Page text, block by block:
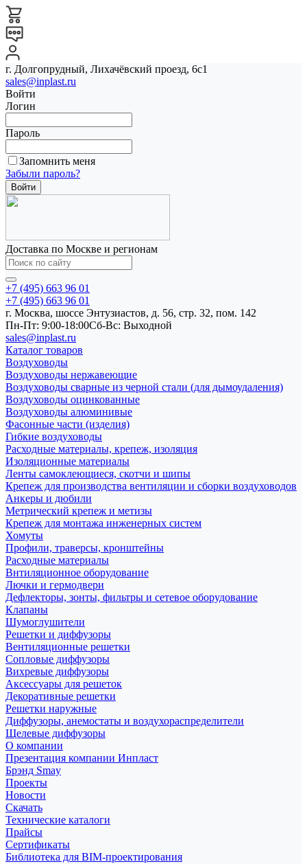
г. Долгопрудный, Лихачёвский проезд, 6с1
sales@inplast.ru
Войти
Логин
Пароль
Запомнить меня
Забыли пароль?
Доставка по Москве и регионам
+7 (495) 663 96 01
+7 (495) 663 96 01
г. Москва, шоссе Энтузиастов, д. 56, стр. 32, пом. 142
Пн-Пт: 9:00-18:00Cб-Вс: Выходной
sales@inplast.ru
Каталог товаров
Воздуховоды
Воздуховоды нержавеющие
Воздуховоды сварные из черной стали (для дымоудаления)
Воздуховоды оцинкованные
Воздуховоды алюминивые
Фасонные части (изделия)
Гибкие воздуховоды
Расходные материалы, крепеж, изоляция
Изоляционные материалы
Ленты самоклеющиеся, скотчи и шипы
Крепеж для производства вентиляции и сборки воздуховодов
Анкеры и дюбили
Метрический крепеж и метизы
Крепеж для монтажа инженерных систем
Хомуты
Профили, траверсы, кронштейны
Расходные материалы
Внтиляционное оборудование
Лючки и гермодвери
Дефлекторы, зонты, фильтры и сетевое оборудование
Клапаны
Шумоглушители
Решетки и диффузоры
Вентиляционные решетки
Сопловые диффузоры
Вихревые диффузоры
Аксессуары для решеток
Декоративные решетки
Решетки наружные
Диффузоры, анемостаты и воздухораспределители
Щелевые диффузоры
О компании
Презентация компании Инпласт
Брэнд Smay
Проекты
Новости
Скачать
Технические каталоги
Прайсы
Сертификаты
Библиотека для BIM-проектирования